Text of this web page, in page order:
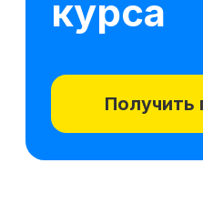
и операционной модели бизнеса